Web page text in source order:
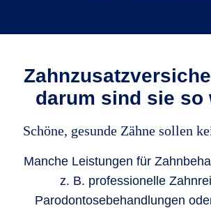
darum sind sie so
Schöne, gesunde Zähne sollen
Manche Leistungen für
z. B. professionelle
Parodontose­behandlungen